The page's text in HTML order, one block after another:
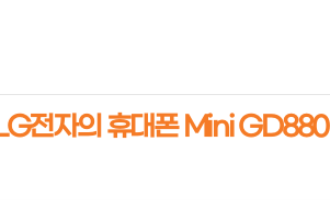
전자의 휴대폰 Mini GD880